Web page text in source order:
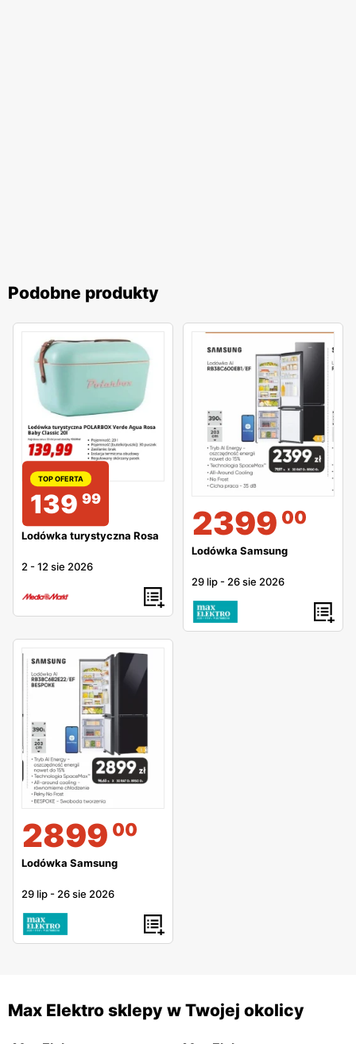
Podobne produkty
TOP OFERTA
139 99
Lodówka turystyczna Rosa
2 -12 sie 2026
2399 00
Lodówka Samsung
29 lip - 26 sie 2026
2899 00
Lodówka Samsung
29 lip - 26 sie 2026
Max Elektro sklepy w Twojej okolicy